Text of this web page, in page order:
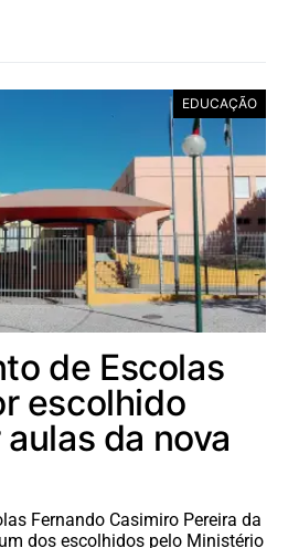
EDUCAÇÃO
de Escolas
escolhido
da nova
Fernando Casimiro Pereira da
dos escolhidos pelo Ministério